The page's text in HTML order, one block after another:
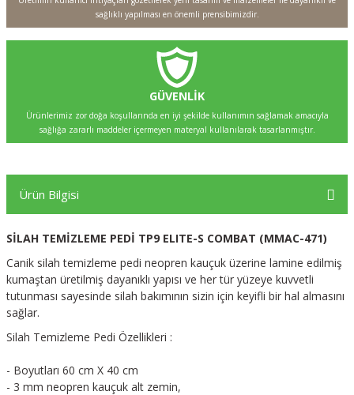
sağlıklı yapılması en önemli prensibimizdir.
GÜVENLİK
Ürünlerimiz zor doğa koşullarında en iyi şekilde kullanımın sağlamak amacıyla
sağlığa zararlı maddeler içermeyen materyal kullanılarak tasarlanmıştır.
Ürün Bilgisi
SİLAH TEMİZLEME PEDİ TP9 ELITE-S COMBAT (MMAC-471)
Canik silah temizleme pedi neopren kauçuk üzerine lamine edilmiş
kumaştan üretilmiş dayanıklı yapısı ve her tür yüzeye kuvvetli
tutunması sayesinde silah bakımının sizin için keyifli bir hal almasını
sağlar.
Silah Temizleme Pedi Özellikleri :
- Boyutları 60 cm X 40 cm
- 3 mm neopren kauçuk alt zemin,